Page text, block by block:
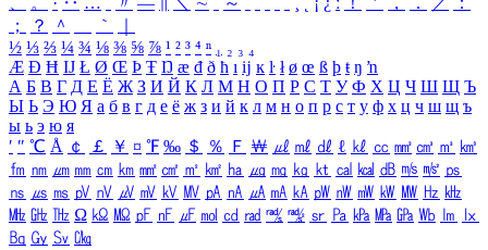
；
？ ＾ ｀
½ ⅓ ⅔ ¼ ¾ ⅛ ⅜ ⅝ ⅞ ¹ ² ³ ⁴ ⁿ ₁ ₂ ₃ ₄
Æ Ð Ħ Ĳ Ł Ø Œ Þ Ŧ Ŋ æ đ ð ħ ı ĳ ĸ ŀ ł ø œ ß þ ŧ ŋ ŉ
А Б В Г Д Е Ё Ж З И Й К Л М Н О П Р С Т У Ф Х Ц Ч Ш Щ Ъ
Ы Ь Э Ю Я а б в г д е ё ж з и й к л м н о п р с т у ф х ц ч ш щ ъ
ы ь э ю я
′ ″ ℃ Å ￠ ￡ ￥ ¤ ℉ ‰ ＄ ％ Ｆ ￦ ㎕ ㎖ ㎗ ℓ ㎘ ㏄ ㎣ ㎤ ㎥ ㎦
㎙ ㎚ ㎛ ㎜ ㎝ ㎞ ㎟ ㎠ ㎡ ㎢ ㏊ ㎍ ㎎ ㎏ ㏏ ㎈ ㎉ ㏈ ㎧ ㎨ ㎰
㎱ ㎲ ㎳ ㎴ ㎵ ㎶ ㎷ ㎸ ㎹ ㎀ ㎁ ㎂ ㎃ ㎄ ㎺ ㎻ ㎽ ㎾ ㎿ ㎐ ㎑
㎒ ㎓ ㎔ Ω ㏀ ㏁ ㎊ ㎋ ㎌ ㏖ ㏅ ㎭ ㎮ ㎯ ㏛ ㎩ ㎪ ㎫ ㎬ ㏝ ㏐
㏓
㏃ ㏉ ㏜ ㏆